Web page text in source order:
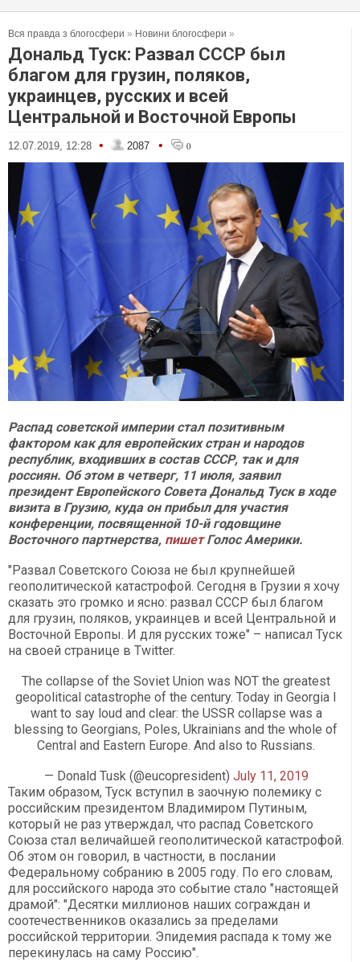
Вся правда з блогосфери » Новини блогосфери »
Дональд Туск: Развал СССР был
благом для грузин, поляков,
украинцев, русских и всей
Центральной и Восточной Европы
12.07.2019, 12:28 • 2087 • 0
Распад советской империи стал позитивным
фактором как для европейских стран и народов
республик, входивших в состав СССР, так и для
россиян. Об этом в четверг, 11 июля, заявил
президент Европейского Совета Дональд Туск в ходе
визита в Грузию, куда он прибыл для участия
конференции, посвященной 10-й годовщине
Восточного партнерства, пишетГолос Америки.
"Развал Советского Союза не был крупнейшей
геополитической катастрофой. Сегодня в Грузии я хочу
сказать это громко и ясно: развал СССР был благом
для грузин, поляков, украинцев и всей Центральной и
Восточной Европы. И для русских тоже" – написал Туск
на своей странице в Twitter.
The collapse of the Soviet Union was NOT the greatest
geopolitical catastrophe of the century. Today in Georgia I
want to say loud and clear: the USSR collapse was a
blessing to Georgians, Poles, Ukrainians and the whole of
Central and Eastern Europe. And also to Russians.
— Donald Tusk (@eucopresident) July 11, 2019
Таким образом, Туск вступил в заочную полемику с
российским президентом Владимиром Путиным,
который не раз утверждал, что распад Советского
Союза стал величайшей геополитической катастрофой.
Об этом он говорил, в частности, в послании
Федеральному собранию в 2005 году. По его словам,
для российского народа это событие стало "настоящей
драмой": "Десятки миллионов наших сограждан и
соотечественников оказались за пределами
российской территории. Эпидемия распада к тому же
перекинулась на саму Россию".